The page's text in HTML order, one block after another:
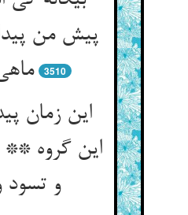
پیش من
3510
این زمان
این گروه
و تسود وجوه‌‌